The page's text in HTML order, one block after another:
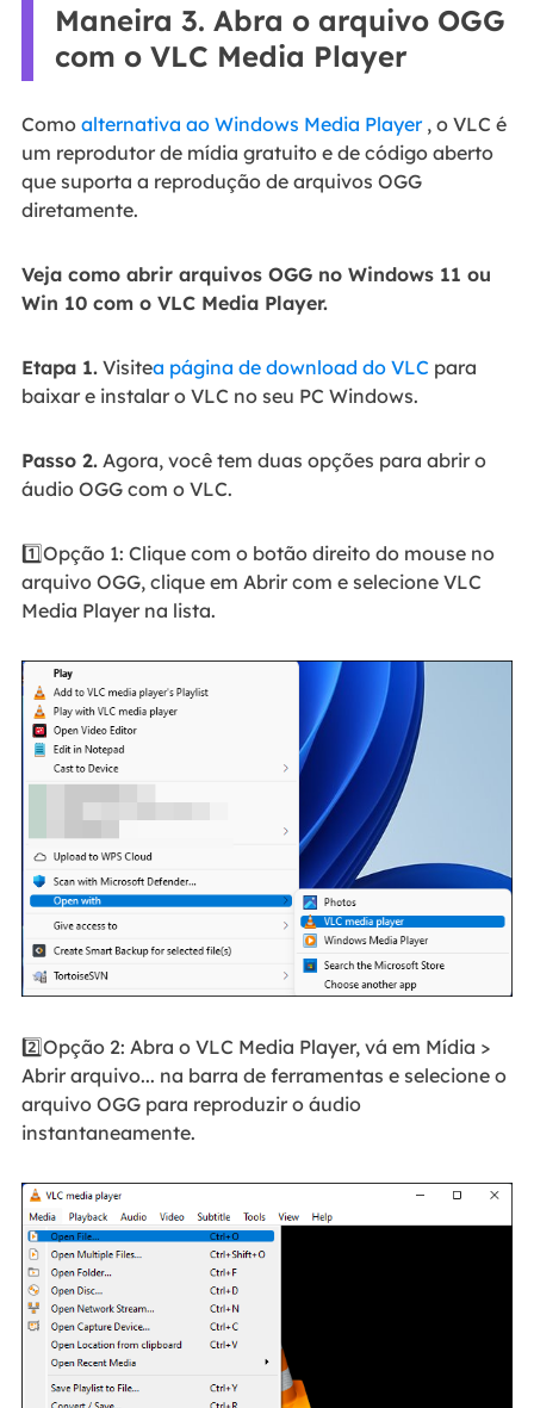
Maneira 3. Abra o arquivo OGG
com o VLC Media Player
Como alternativa ao Windows Media Player, o VLC é
um reprodutor de mídia gratuito e de código aberto
que suporta a reprodução de arquivos OGG
diretamente.
Veja como abrir arquivos OGG no Windows 11 ou
Win 10 com o VLC Media Player.
Etapa 1.Visitea página de download do VLC para
baixar e instalar o VLC no seu PC Windows.
Passo 2.Agora, você tem duas opções para abrir o
áudio OGG com o VLC.
1️⃣Opção 1: Clique com o botão direito do mouse no
arquivo OGG, clique em Abrir com e selecione VLC
Media Player na lista.
2️⃣Opção 2: Abra o VLC Media Player, vá em Mídia >
Abrir arquivo... na barra de ferramentas e selecione o
arquivo OGG para reproduzir o áudio
instantaneamente.